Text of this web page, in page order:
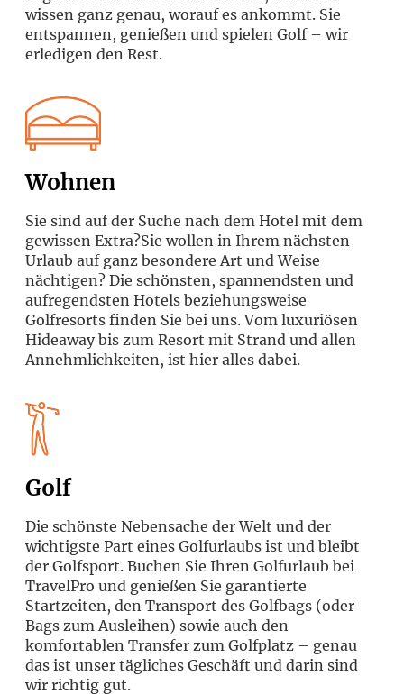
wissen ganz genau, worauf es ankommt. Sie
entspannen, genießen und spielen Golf – wir
erledigen den Rest.
Wohnen
Sie sind auf der Suche nach dem Hotel mit dem
gewissen Extra?Sie wollen in Ihrem nächsten
Urlaub auf ganz besondere Art und Weise
nächtigen? Die schönsten, spannendsten und
aufregendsten Hotels beziehungsweise
Golfresorts finden Sie bei uns. Vom luxuriösen
Hideaway bis zum Resort mit Strand und allen
Annehmlichkeiten, ist hier alles dabei.
Golf
Die schönste Nebensache der Welt und der
wichtigste Part eines Golfurlaubs ist und bleibt
der Golfsport. Buchen Sie Ihren Golfurlaub bei
TravelPro und genießen Sie garantierte
Startzeiten, den Transport des Golfbags (oder
Bags zum Ausleihen) sowie auch den
komfortablen Transfer zum Golfplatz – genau
das ist unser tägliches Geschäft und darin sind
wir richtig gut.